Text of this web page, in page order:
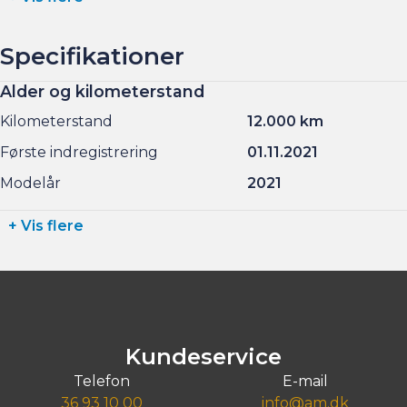
Specifikationer
Alder og kilometerstand
Kilometerstand
12.000 km
Første indregistrering
01.11.2021
Modelår
2021
+ Vis flere
Kundeservice
Telefon
36 93 10 00
E-mail
info@am.dk